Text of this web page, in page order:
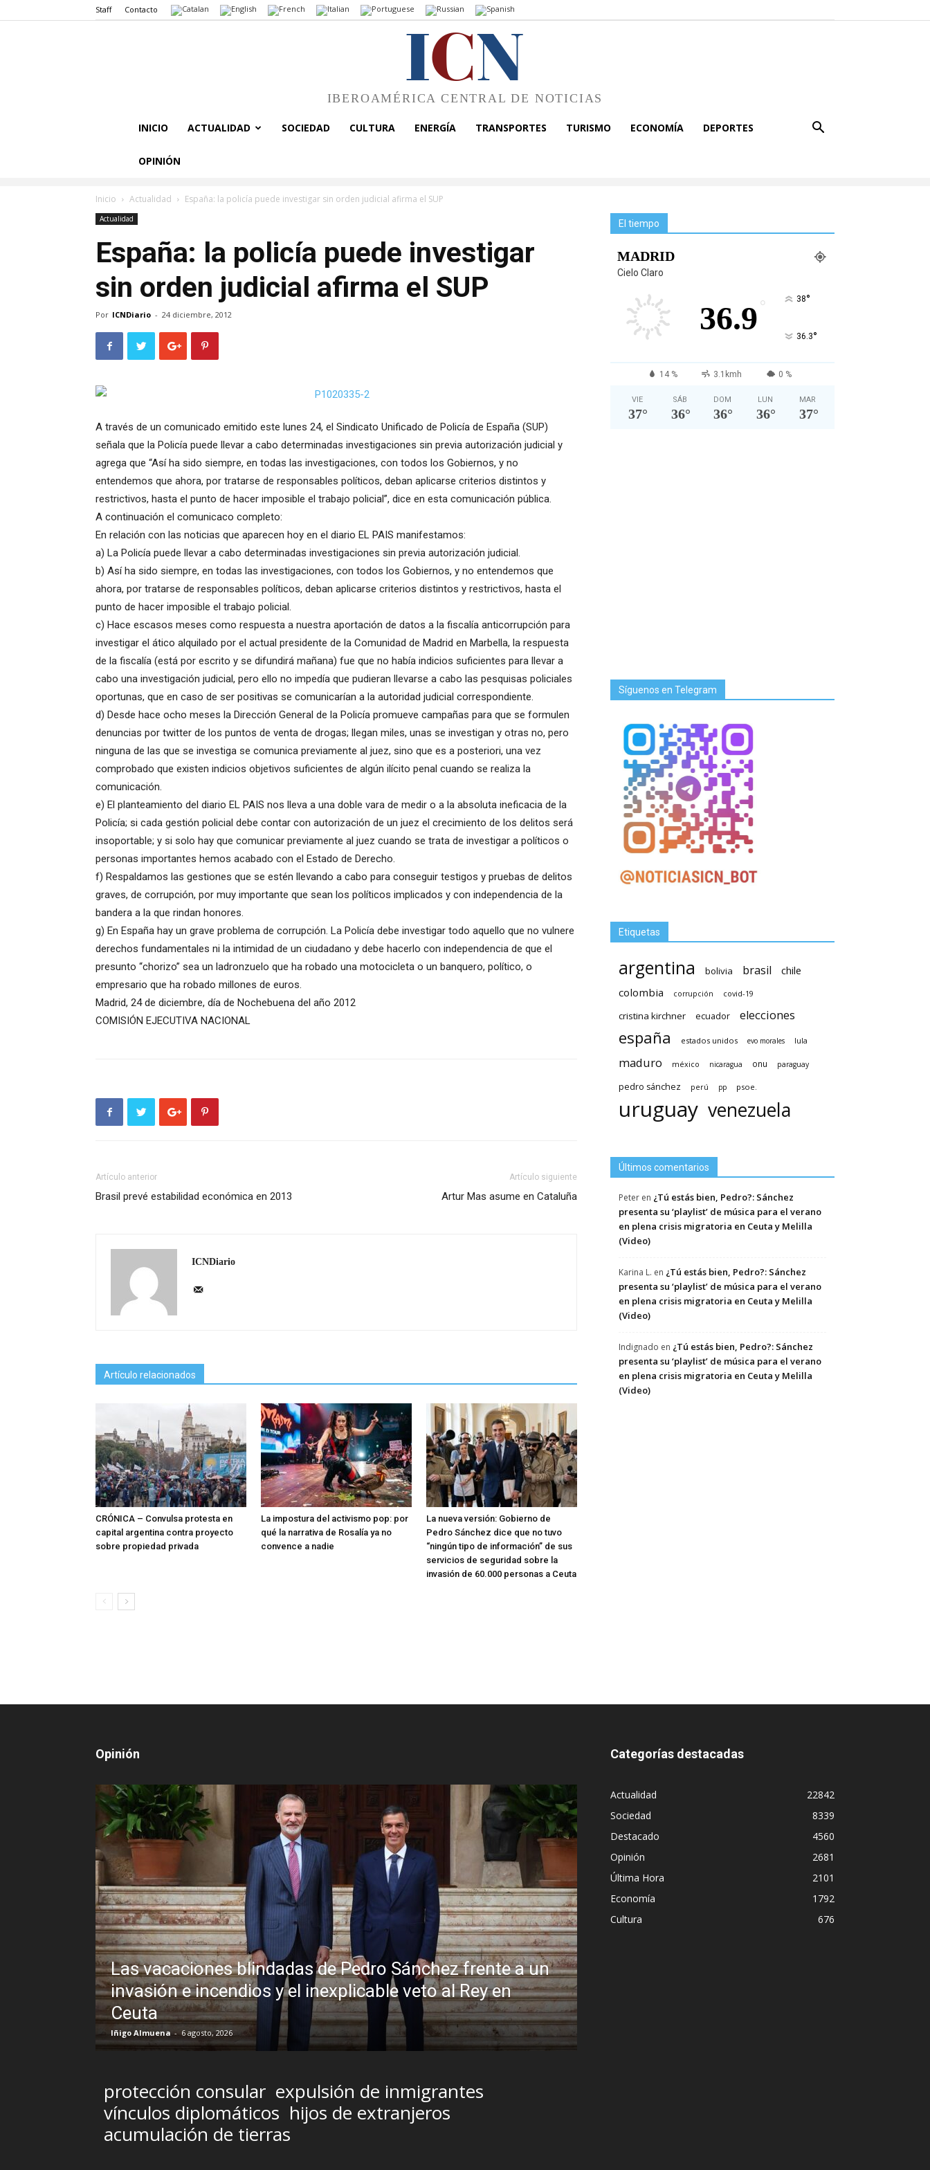
Staff Contacto
ICN
IBEROAMÉRICA CENTRAL DE NOTICIAS
INICIO ACTUALIDAD SOCIEDAD CULTURA ENERGÍA TRANSPORTES TURISMO ECONOMÍA DEPORTES
OPINIÓN
Inicio Actualidad España: la policía puede investigar sin orden judicial afirma el SUP
Actualidad
España: la policía puede investigar
sin orden judicial afirma el SUP
Por ICNDiario - 24 diciembre, 2012
A través de un comunicado emitido este lunes 24, el Sindicato Unificado de Policía de España (SUP)
señala que la Policía puede llevar a cabo determinadas investigaciones sin previa autorización judicial y
agrega que “Así ha sido siempre, en todas las investigaciones, con todos los Gobiernos, y no
entendemos que ahora, por tratarse de responsables políticos, deban aplicarse criterios distintos y
restrictivos, hasta el punto de hacer imposible el trabajo policial”, dice en esta comunicación pública.
A continuación el comunicaco completo:
En relación con las noticias que aparecen hoy en el diario EL PAIS manifestamos:
a) La Policía puede llevar a cabo determinadas investigaciones sin previa autorización judicial.
b) Así ha sido siempre, en todas las investigaciones, con todos los Gobiernos, y no entendemos que
ahora, por tratarse de responsables políticos, deban aplicarse criterios distintos y restrictivos, hasta el
punto de hacer imposible el trabajo policial.
c) Hace escasos meses como respuesta a nuestra aportación de datos a la fiscalía anticorrupción para
investigar el ático alquilado por el actual presidente de la Comunidad de Madrid en Marbella, la respuesta
de la fiscalía (está por escrito y se difundirá mañana) fue que no había indicios suficientes para llevar a
cabo una investigación judicial, pero ello no impedía que pudieran llevarse a cabo las pesquisas policiales
oportunas, que en caso de ser positivas se comunicarían a la autoridad judicial correspondiente.
d) Desde hace ocho meses la Dirección General de la Policía promueve campañas para que se formulen
denuncias por twitter de los puntos de venta de drogas; llegan miles, unas se investigan y otras no, pero
ninguna de las que se investiga se comunica previamente al juez, sino que es a posteriori, una vez
comprobado que existen indicios objetivos suficientes de algún ilícito penal cuando se realiza la
comunicación.
e) El planteamiento del diario EL PAIS nos lleva a una doble vara de medir o a la absoluta ineficacia de la
Policía; si cada gestión policial debe contar con autorización de un juez el crecimiento de los delitos será
insoportable; y si solo hay que comunicar previamente al juez cuando se trata de investigar a políticos o
personas importantes hemos acabado con el Estado de Derecho.
f) Respaldamos las gestiones que se estén llevando a cabo para conseguir testigos y pruebas de delitos
graves, de corrupción, por muy importante que sean los políticos implicados y con independencia de la
bandera a la que rindan honores.
g) En España hay un grave problema de corrupción. La Policía debe investigar todo aquello que no vulnere
derechos fundamentales ni la intimidad de un ciudadano y debe hacerlo con independencia de que el
presunto “chorizo” sea un ladronzuelo que ha robado una motocicleta o un banquero, político, o
empresario que ha robado millones de euros.
Madrid, 24 de diciembre, día de Nochebuena del año 2012
COMISIÓN EJECUTIVA NACIONAL
Artículo anterior
Brasil prevé estabilidad económica en 2013
Artículo siguiente
Artur Mas asume en Cataluña
ICNDiario
Artículo relacionados
CRÓNICA – Convulsa protesta en
capital argentina contra proyecto
sobre propiedad privada
La impostura del activismo pop: por
qué la narrativa de Rosalía ya no
convence a nadie
La nueva versión: Gobierno de
Pedro Sánchez dice que no tuvo
“ningún tipo de información” de sus
servicios de seguridad sobre la
invasión de 60.000 personas a Ceuta
El tiempo
MADRID
Cielo Claro
36.9 ° 38°
36.3°
14 % 3.1kmh 0 %
VIE
37°
SÁB
36°
DOM
36°
LUN
36°
MAR
37°
Síguenos en Telegram
Etiquetas
argentina bolivia brasil
chile
colombia
corrupción covid-19
cristina kirchner ecuador elecciones
españa estados unidos evo morales lula
maduro méxico nicaragua onu paraguay
pedro sánchez perú pp psoe.
uruguay venezuela
Últimos comentarios
Peter en ¿Tú estás bien, Pedro?: Sánchez
presenta su ‘playlist’ de música para el verano
en plena crisis migratoria en Ceuta y Melilla
(Video)
Karina L. en ¿Tú estás bien, Pedro?: Sánchez
presenta su ‘playlist’ de música para el verano
en plena crisis migratoria en Ceuta y Melilla
(Video)
Indignado en ¿Tú estás bien, Pedro?: Sánchez
presenta su ‘playlist’ de música para el verano
en plena crisis migratoria en Ceuta y Melilla
(Video)
Opinión
Sánchez frente a un
veto al Rey en
Sin disimulo: la peligrosa promiscuidad institucional en
Brasil y la sombra del Foro de São Paulo
R.C. Gómez 5 agosto, 2026
protección consular expulsión de inmigrantes
vínculos diplomáticos hijos de extranjeros
acumulación de tierras
Categorías destacadas
Actualidad
22842
Sociedad
8339
Destacado
4560
Opinión
2681
Última Hora
2101
Economía
1792
Cultura
676